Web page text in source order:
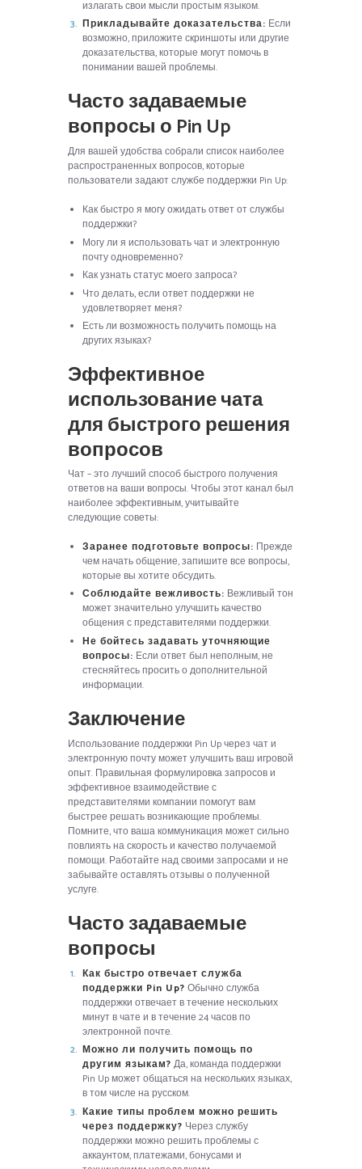
излагать свои мысли простым языком.
Прикладывайте доказательства: Если
возможно, приложите скриншоты или другие
доказательства, которые могут помочь в
понимании вашей проблемы.
Часто задаваемые
вопросы о Pin Up
Для вашей удобства собрали список наиболее
распространенных вопросов, которые
пользователи задают службе поддержки Pin Up:
Как быстро я могу ожидать ответ от службы
поддержки?
Могу ли я использовать чат и электронную
почту одновременно?
Как узнать статус моего запроса?
Что делать, если ответ поддержки не
удовлетворяет меня?
Есть ли возможность получить помощь на
других языках?
Эффективное
использование чата
для быстрого решения
вопросов
Чат – это лучший способ быстрого получения
ответов на ваши вопросы. Чтобы этот канал был
наиболее эффективным, учитывайте
следующие советы:
Заранее подготовьте вопросы: Прежде
чем начать общение, запишите все вопросы,
которые вы хотите обсудить.
Соблюдайте вежливость: Вежливый тон
может значительно улучшить качество
общения с представителями поддержки.
Не бойтесь задавать уточняющие
вопросы: Если ответ был неполным, не
стесняйтесь просить о дополнительной
информации.
Заключение
Использование поддержки Pin Up через чат и
электронную почту может улучшить ваш игровой
опыт. Правильная формулировка запросов и
эффективное взаимодействие с
представителями компании помогут вам
быстрее решать возникающие проблемы.
Помните, что ваша коммуникация может сильно
повлиять на скорость и качество получаемой
помощи. Работайте над своими запросами и не
забывайте оставлять отзывы о полученной
услуге.
Часто задаваемые
вопросы
Как быстро отвечает служба
поддержки Pin Up? Обычно служба
поддержки отвечает в течение нескольких
минут в чате и в течение 24 часов по
электронной почте.
Можно ли получить помощь по
другим языкам? Да, команда поддержки
Pin Up может общаться на нескольких языках,
в том числе на русском.
Какие типы проблем можно решить
через поддержку? Через службу
поддержки можно решить проблемы с
аккаунтом, платежами, бонусами и